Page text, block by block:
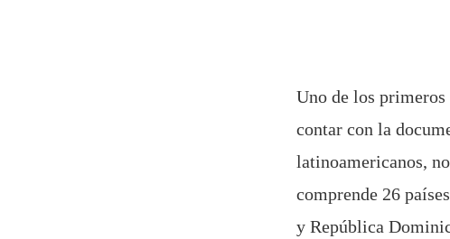
Uno de los
contar con la
latinoamericanos,
comprende 26
y República